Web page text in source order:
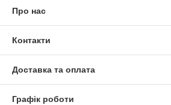
Про нас
Контакти
Доставка та оплата
Графік роботи